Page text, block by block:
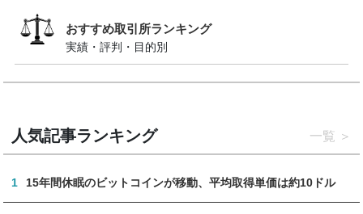
おすすめ取引所ランキング
実績・評判・目的別
人気記事ランキング 一覧
1 15年間休眠のビットコインが移動、平均取得単価は約10ドル